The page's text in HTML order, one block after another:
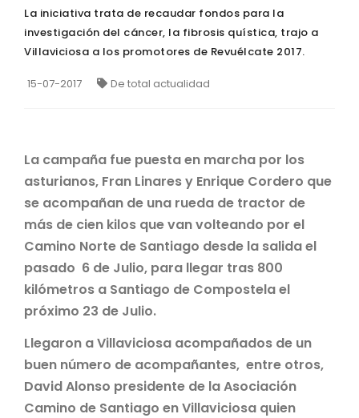
La iniciativa trata de recaudar fondos para la
investigación del cáncer, la fibrosis quística, trajo a
Villaviciosa a los promotores de Revuélcate 2017.
15-07-2017 De total actualidad
La campaña fue puesta en marcha por los
asturianos, Fran Linares y Enrique Cordero que
se acompañan de una rueda de tractor de
más de cien kilos que van volteando por el
Camino Norte de Santiago desde la salida el
pasado 6 de Julio, para llegar tras 800
kilómetros a Santiago de Compostela el
próximo 23 de Julio.
Llegaron a Villaviciosa acompañados de un
buen número de acompañantes, entre otros,
David Alonso presidente de la Asociación
Camino de Santiago en Villaviciosa quien